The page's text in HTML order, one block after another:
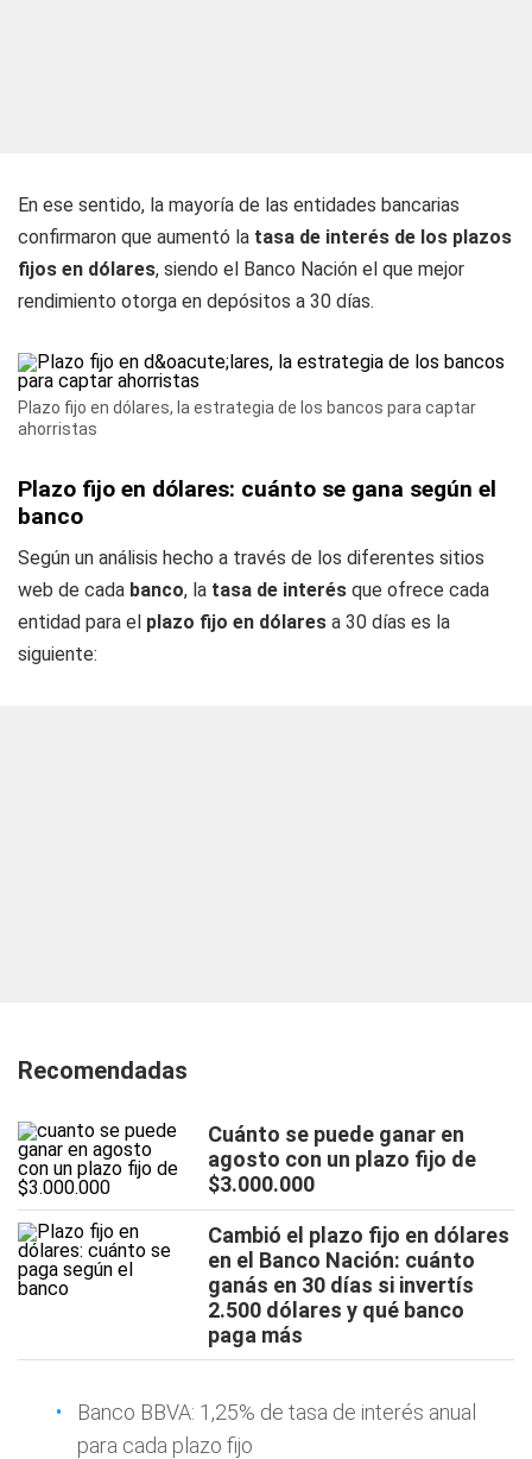
En ese sentido, la mayoría de las entidades bancarias
confirmaron que aumentó la tasa de interés de los plazos
fijos en dólares, siendo el Banco Nación el que mejor
rendimiento otorga en depósitos a 30 días.
Plazo fijo en dólares, la estrategia de los bancos para captar
ahorristas
Plazo fijo en dólares: cuánto se gana según el
banco
Según un análisis hecho a través de los diferentes sitios
web de cada banco, la tasa de interés que ofrece cada
entidad para el plazo fijo en dólares a 30 días es la
siguiente:
Recomendadas
Cuánto se puede ganar en
agosto con un plazo fijo de
$3.000.000
Cambió el plazo fijo en dólares
en el Banco Nación: cuánto
ganás en 30 días si invertís
2.500 dólares y qué banco
paga más
Banco BBVA: 1,25% de tasa de interés anual
para cada plazo fijo